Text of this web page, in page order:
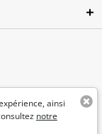
ainsi
notre